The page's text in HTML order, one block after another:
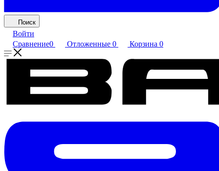
Поиск
Войти
Сравнение0 Отложенные 0 Корзина 0